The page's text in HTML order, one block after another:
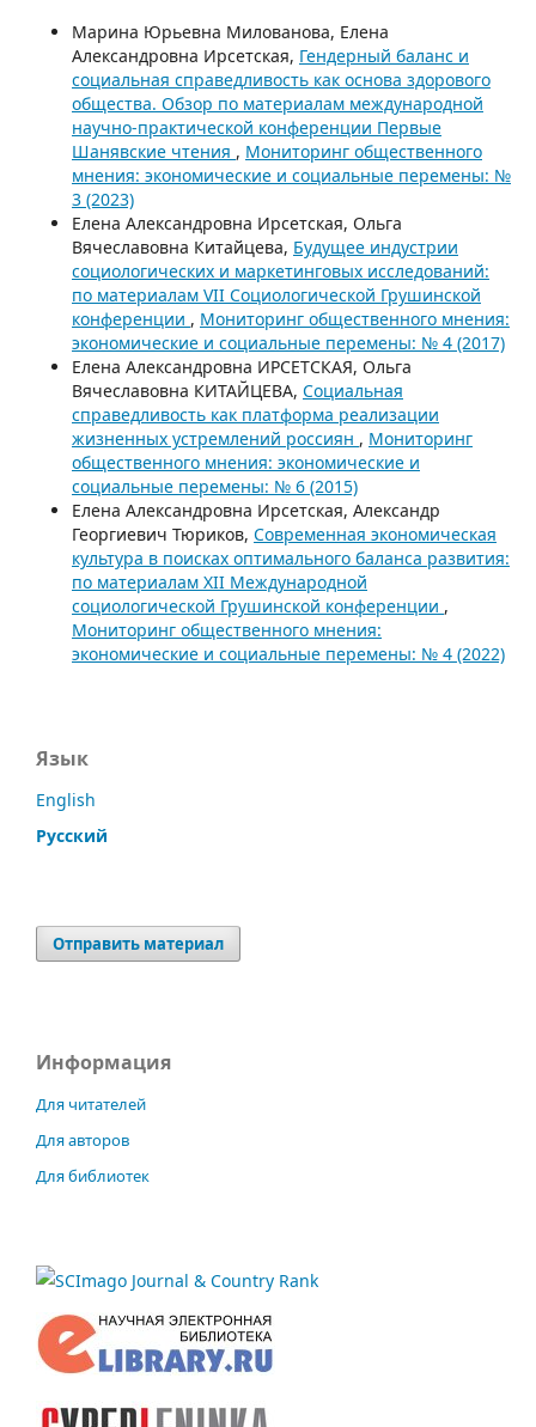
Марина Юрьевна Милованова, Елена
Александровна Ирсетская, Гендерный баланс и
социальная справедливость как основа здорового
общества. Обзор по материалам международной
научно-практической конференции Первые
Шанявские чтения , Мониторинг общественного
мнения: экономические и социальные перемены: №
3 (2023)
Елена Александровна Ирсетская, Ольга
Вячеславовна Китайцева, Будущее индустрии
социологических и маркетинговых исследований:
по материалам VII Социологической Грушинской
конференции , Мониторинг общественного мнения:
экономические и социальные перемены: № 4 (2017)
Елена Александровна ИРСЕТСКАЯ, Ольга
Вячеславовна КИТАЙЦЕВА, Социальная
справедливость как платформа реализации
жизненных устремлений россиян , Мониторинг
общественного мнения: экономические и
социальные перемены: № 6 (2015)
Елена Александровна Ирсетская, Александр
Георгиевич Тюриков, Современная экономическая
культура в поисках оптимального баланса развития:
по материалам XII Международной
социологической Грушинской конференции ,
Мониторинг общественного мнения:
экономические и социальные перемены: № 4 (2022)
Язык
English
Русский
Отправить материал
Информация
Для читателей
Для авторов
Для библиотек